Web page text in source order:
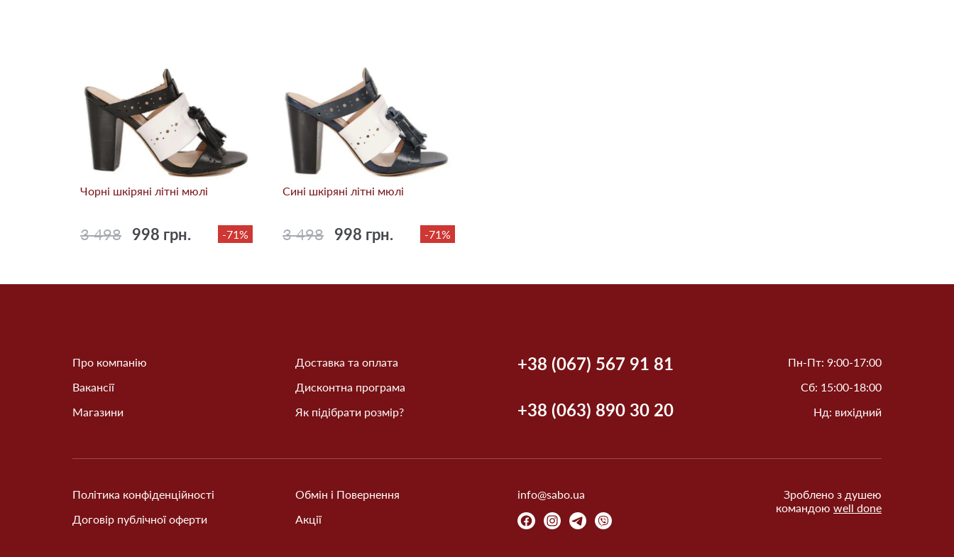
Чорні шкіряні літні мюлі
3 498 998 грн. -71%
Сині шкіряні літні мюлі
3 498 998 грн. -71%
Про компанію
Вакансії
Магазини
Доставка та оплата
Дисконтна програма
Як підібрати розмір?
Політика конфіденційності
Договір публічної оферти
Обмін і Повернення
Акції
+38 (067) 567 91 81
+38 (063) 890 30 20
Пн-Пт: 9:00-17:00
Сб: 15:00-18:00
Нд: вихідний
info@sabo.ua
Зроблено з душею
командою well done